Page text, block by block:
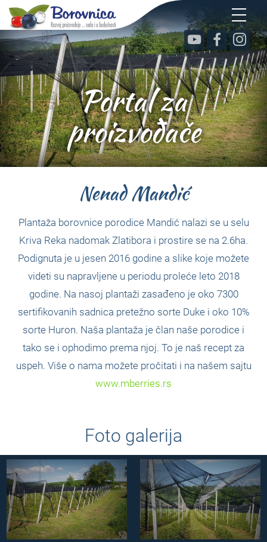
Portal za
proizvođače
Nenad Mandić
Plantaža borovnice porodice Mandić nalazi se u selu
Kriva Reka nadomak Zlatibora i prostire se na 2.6ha.
Podignuta je u jesen 2016 godine a slike koje možete
videti su napravljene u periodu proleće leto 2018
godine. Na nasoj plantaži zasađeno je oko 7300
sertifikovanih sadnica pretežno sorte Duke i oko 10%
sorte Huron. Naša plantaža je član naše porodice i
tako se i ophodimo prema njoj. To je naš recept za
uspeh. Više o nama možete pročitati i na našem sajtu
www.mberries.rs
Foto galerija